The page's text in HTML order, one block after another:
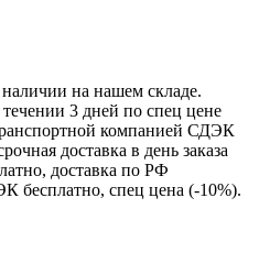
на нашем складе.
течении 3 дней по спец цене
компанией СДЭК
доставка в день заказа
доставка по РФ
бесплатно, спец цена (-10%).